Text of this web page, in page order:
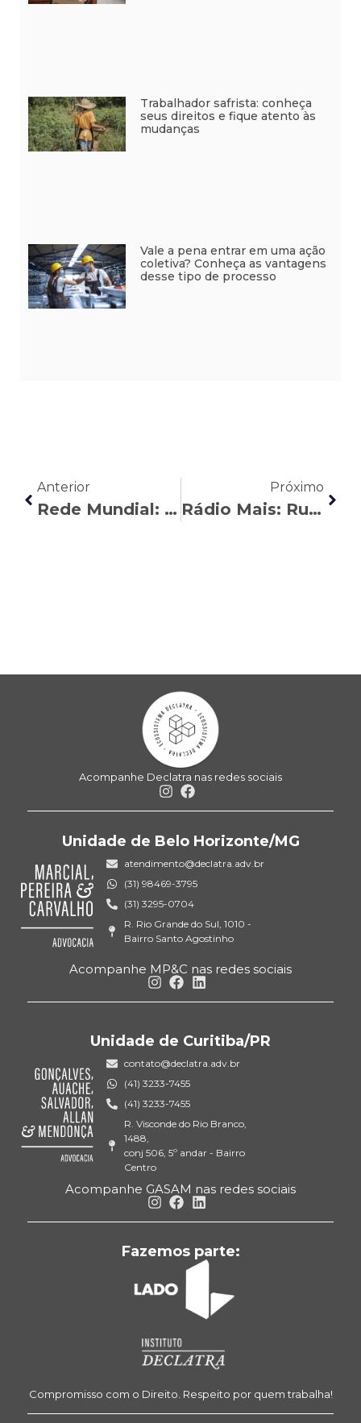
Trabalhador safrista: conheça
seus direitos e fique atento às
mudanças
Vale a pena entrar em uma ação
coletiva? Conheça as vantagens
desse tipo de processo
Anterior
Rede Mundial: Maria Vitória Costaldello Ferreira fala sobre a MP 1108
Próximo
Rádio Mais: Rubens Bordinhão explica as mudanças trazidas pela liberação do uso de máscaras
Acompanhe Declatra nas redes sociais
Unidade de Belo Horizonte/MG
atendimento@declatra.adv.br
(31) 98469-3795
(31) 3295-0704
R. Rio Grande do Sul, 1010 -
Bairro Santo Agostinho
Acompanhe MP&C nas redes sociais
Unidade de Curitiba/PR
contato@declatra.adv.br
(41) 3233-7455
(41) 3233-7455
R. Visconde do Rio Branco,
1488,
conj 506, 5º andar - Bairro
Centro
Acompanhe GASAM nas redes sociais
Fazemos parte:
Compromisso com o Direito. Respeito por quem trabalha!